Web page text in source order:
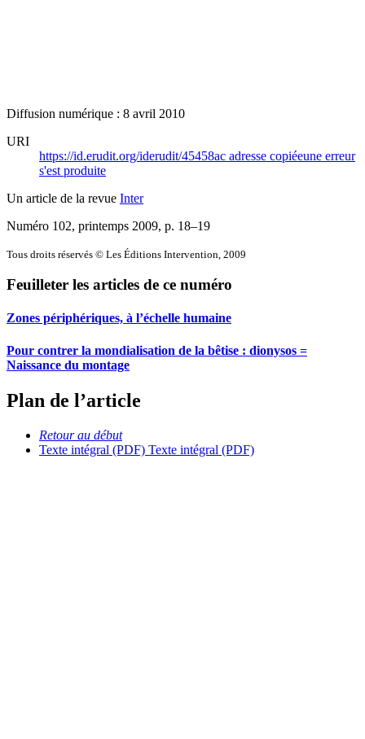
Diffusion numérique : 8 avril 2010
URI
https://id.erudit.org/iderudit/45458ac adresse copiéeune erreur
s'est produite
Un article de la revue Inter
Numéro 102, printemps 2009, p. 18–19
Tous droits réservés © Les Éditions Intervention, 2009
Feuilleter les articles de ce numéro
Zones périphériques, à l’échelle humaine
Pour contrer la mondialisation de la bêtise : dionysos =
Naissance du montage
Plan de l’article
Retour au début
Texte intégral (PDF) Texte intégral (PDF)